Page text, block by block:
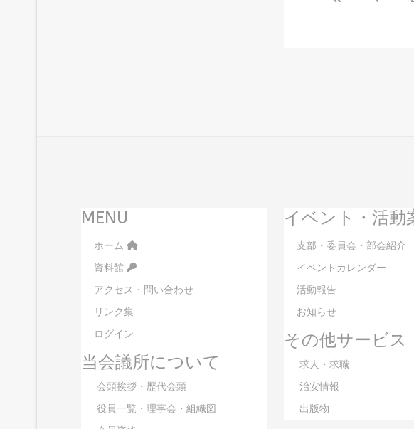
MENU
ホーム
資料館
アクセス・問い合わせ
リンク集
ログイン
当会議所について
会頭挨拶・歴代会頭
役員一覧・理事会・組織図
イベント・活動
支部・委員会・部会紹介
イベントカレンダー
活動報告
お知らせ
その他サービス
求人・求職
治安情報
出版物